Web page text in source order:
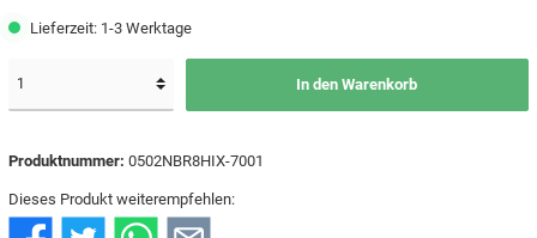
Lieferzeit: 1-3 Werktage
In den Warenkorb
Produktnummer: 0502NBR8HIX-7001
Dieses Produkt weiterempfehlen: